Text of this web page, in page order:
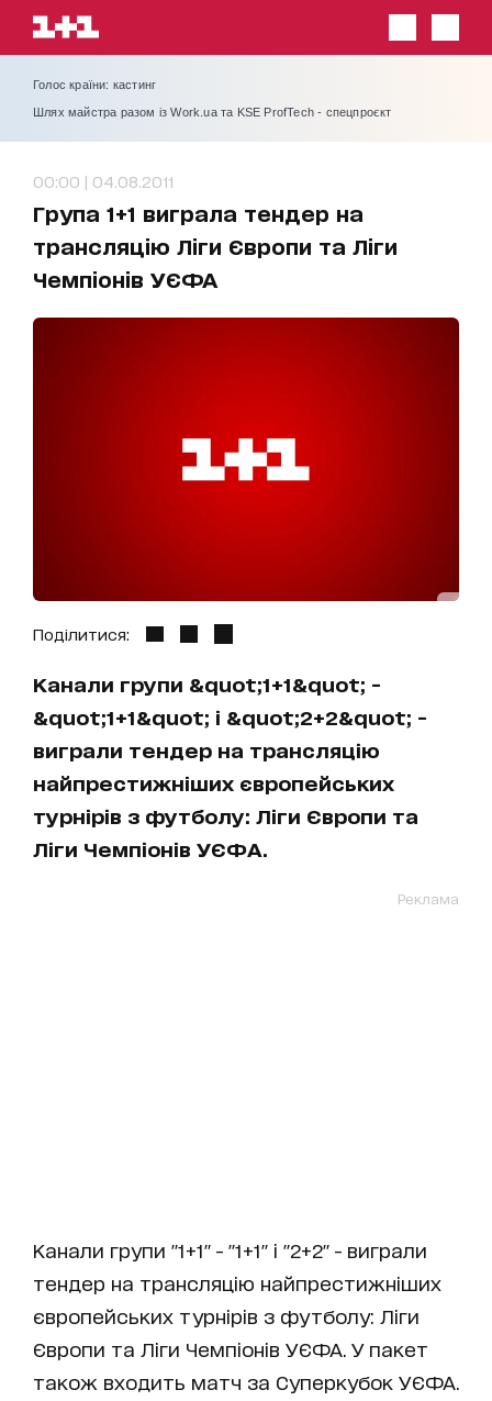
Голос країни: кастинг
Шлях майстра разом із Work.ua та KSE ProfTech - спецпроєкт
00:00 | 04.08.2011
Група 1+1 виграла тендер на
трансляцію Ліги Європи та Ліги
Чемпіонів УЄФА
Поділитися:
Канали групи &quot;1+1&quot; -
&quot;1+1&quot; і &quot;2+2&quot; -
виграли тендер на трансляцію
найпрестижніших європейських
турнірів з футболу: Ліги Європи та
Ліги Чемпіонів УЄФА.
Реклама
Канали групи "1+1" - "1+1" і "2+2" - виграли
тендер на трансляцію найпрестижніших
європейських турнірів з футболу: Ліги
Європи та Ліги Чемпіонів УЄФА. У пакет
також входить матч за Суперкубок УЄФА.